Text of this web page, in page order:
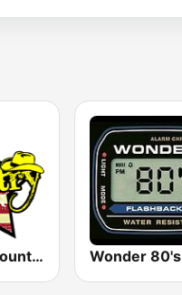
America's Country Wonder 80's